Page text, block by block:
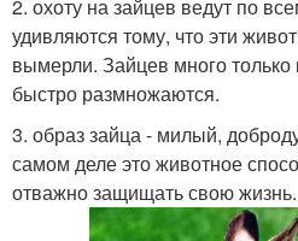
2. охоту на зайцев ведут по
удивляются тому, что эти
вымерли. Зайцев много только
быстро размножаются.
3. образ зайца - милый,
самом деле это животное
отважно защищать свою жизнь.